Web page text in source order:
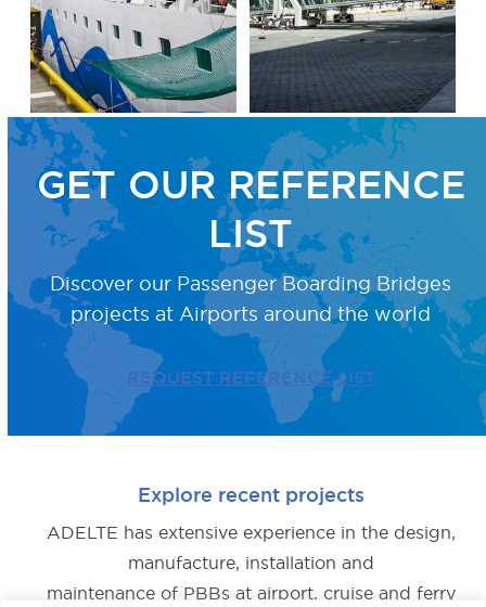
GET OUR REFERENCE
LIST
Discover our Passenger Boarding Bridges
projects at Airports around the world
REQUEST REFERENCE LIST
Explore recent projects
ADELTE has extensive experience in the design,
manufacture, installation and
maintenance of PBBs at airport, cruise and ferry